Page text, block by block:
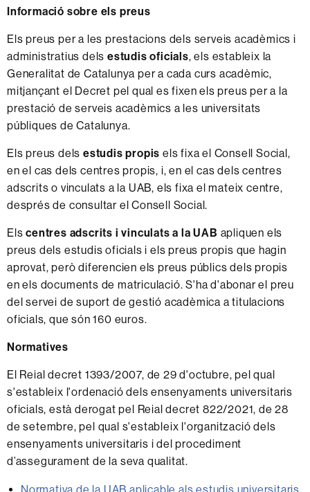
Informació sobre els preus
Els preus per a les prestacions dels serveis acadèmics i
administratius delsestudis oficials, els estableix la
Generalitat de Catalunya per a cada curs acadèmic,
mitjançant el Decret pel qual es fixen els preus per a la
prestació de serveis acadèmics a les universitats
públiques de Catalunya.
Els preus dels estudis propis els fixa el Consell Social,
en el cas dels centres propis, i, en el cas dels centres
adscrits o vinculats a la UAB, els fixa el mateix centre,
després de consultar el Consell Social.
Elscentres adscrits i vinculats a la UAB apliquen els
preus dels estudis oficials i els preus propis que hagin
aprovat, però diferencien els preus públics dels propis
en els documents de matriculació. S'ha d'abonar el preu
del servei de suport de gestió acadèmica a titulacions
oficials, que són 160 euros.
Normatives
El Reial decret 1393/2007, de 29 d'octubre, pel qual
s'estableix l'ordenació dels ensenyaments universitaris
oficials, està derogat pel Reial decret 822/2021, de 28
de setembre, pel qual s'estableix l'organització dels
ensenyaments universitaris i del procediment
d’assegurament de la seva qualitat.